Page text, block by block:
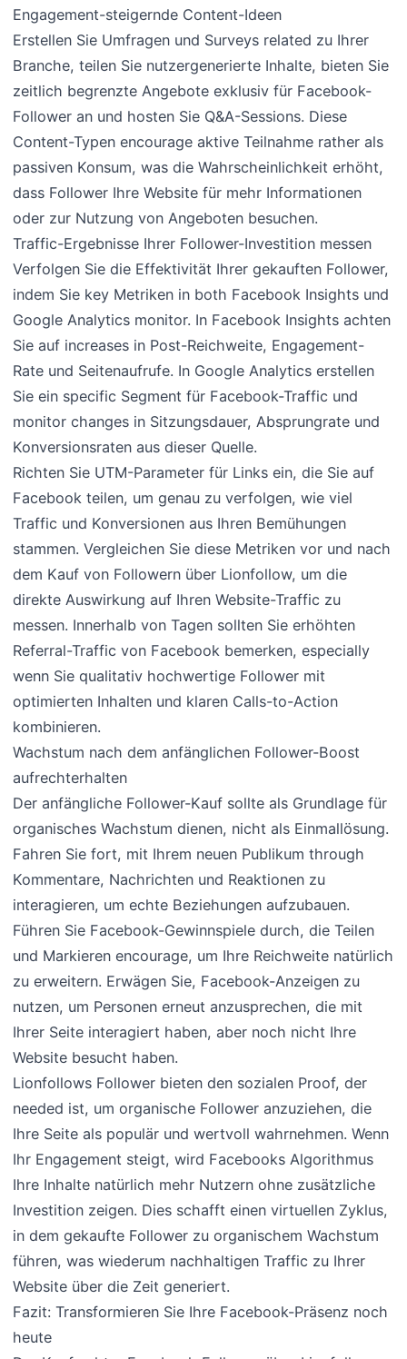
Engagement-steigernde Content-Ideen
Erstellen Sie Umfragen und Surveys related zu Ihrer
Branche, teilen Sie nutzergenerierte Inhalte, bieten Sie
zeitlich begrenzte Angebote exklusiv für Facebook-
Follower an und hosten Sie Q&A-Sessions. Diese
Content-Typen encourage aktive Teilnahme rather als
passiven Konsum, was die Wahrscheinlichkeit erhöht,
dass Follower Ihre Website für mehr Informationen
oder zur Nutzung von Angeboten besuchen.
Traffic-Ergebnisse Ihrer Follower-Investition messen
Verfolgen Sie die Effektivität Ihrer gekauften Follower,
indem Sie key Metriken in both Facebook Insights und
Google Analytics monitor. In Facebook Insights achten
Sie auf increases in Post-Reichweite, Engagement-
Rate und Seitenaufrufe. In Google Analytics erstellen
Sie ein specific Segment für Facebook-Traffic und
monitor changes in Sitzungsdauer, Absprungrate und
Konversionsraten aus dieser Quelle.
Richten Sie UTM-Parameter für Links ein, die Sie auf
Facebook teilen, um genau zu verfolgen, wie viel
Traffic und Konversionen aus Ihren Bemühungen
stammen. Vergleichen Sie diese Metriken vor und nach
dem Kauf von Followern über Lionfollow, um die
direkte Auswirkung auf Ihren Website-Traffic zu
messen. Innerhalb von Tagen sollten Sie erhöhten
Referral-Traffic von Facebook bemerken, especially
wenn Sie qualitativ hochwertige Follower mit
optimierten Inhalten und klaren Calls-to-Action
kombinieren.
Wachstum nach dem anfänglichen Follower-Boost
aufrechterhalten
Der anfängliche Follower-Kauf sollte als Grundlage für
organisches Wachstum dienen, nicht als Einmallösung.
Fahren Sie fort, mit Ihrem neuen Publikum through
Kommentare, Nachrichten und Reaktionen zu
interagieren, um echte Beziehungen aufzubauen.
Führen Sie Facebook-Gewinnspiele durch, die Teilen
und Markieren encourage, um Ihre Reichweite natürlich
zu erweitern. Erwägen Sie, Facebook-Anzeigen zu
nutzen, um Personen erneut anzusprechen, die mit
Ihrer Seite interagiert haben, aber noch nicht Ihre
Website besucht haben.
Lionfollows Follower bieten den sozialen Proof, der
needed ist, um organische Follower anzuziehen, die
Ihre Seite als populär und wertvoll wahrnehmen. Wenn
Ihr Engagement steigt, wird Facebooks Algorithmus
Ihre Inhalte natürlich mehr Nutzern ohne zusätzliche
Investition zeigen. Dies schafft einen virtuellen Zyklus,
in dem gekaufte Follower zu organischem Wachstum
führen, was wiederum nachhaltigen Traffic zu Ihrer
Website über die Zeit generiert.
Fazit: Transformieren Sie Ihre Facebook-Präsenz noch
heute